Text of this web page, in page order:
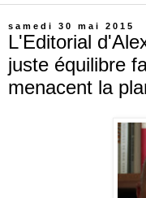
samedi 30 mai 2015
L'Editorial
juste équilibre
menacent la